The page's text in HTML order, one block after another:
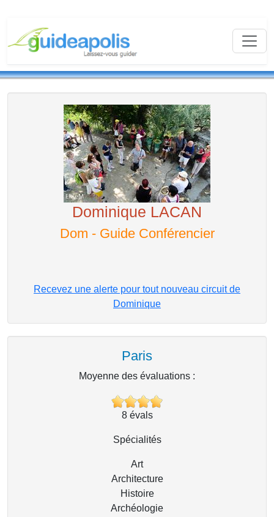
Dominique LACAN
Dom - Guide Conférencier
Recevez une alerte pour tout nouveau circuit de
Dominique
Paris
Moyenne des évaluations :
8évals
Spécialités
Art
Architecture
Histoire
Archéologie